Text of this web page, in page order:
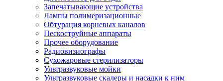
Запечатывающие устройства
Лампы полимеризационные
Обтурация корневых каналов
Пескоструйные аппараты
Прочее оборудование
Радиовизиографы
Сухожаровые стерилизаторы
Ультразвуковые мойки
Ультразвуковые скалеры и насадки к ним